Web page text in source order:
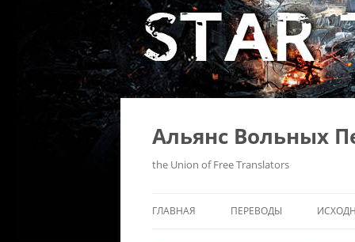
Альянс Вольных
the Union of Free Translators
ГЛАВНАЯ ПЕРЕВОДЫ